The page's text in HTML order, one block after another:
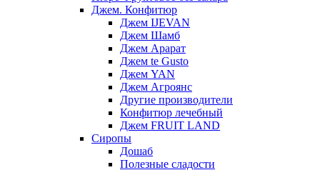
Джем. Конфитюр
Джем IJEVAN
Джем Шамб
Джем Арарат
Джем te Gusto
Джем YAN
Джем Агроянс
Другие производители
Конфитюр лечебный
Джем FRUIT LAND
Сиропы
Дошаб
Полезные сладости